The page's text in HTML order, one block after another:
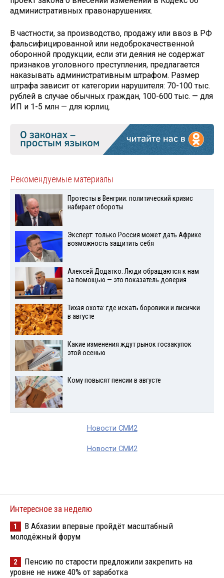
административных правонарушениях.
В частности, за производство, продажу или ввоз в РФ
фальсифицированной или недоброкачественной
оборонной продукции, если эти деяния не содержат
признаков уголовного преступления, предлагается
наказывать административным штрафом. Размер
штрафа зависит от категории нарушителя: 70-100 тыс.
рублей в случае обычных граждан, 100-600 тыс. — для
ИП и 1-5 млн — для юрлиц.
Рекомендуемые материалы
Протесты в Венгрии: политический кризис
набирает обороты
Эксперт: только Россия может дать Африке
возможность защитить себя
Алексей Додатко: Люди обращаются к нам
за помощью — это показатель доверия
Тихая охота: где искать боровики и лисички
в августе
Какие изменения ждут рынок госзакупок
этой осенью
Кому повысят пенсии в августе
Новости СМИ2
Новости СМИ2
Интересное за неделю
1
В Абхазии впервые пройдёт масштабный
молодёжный форум
2
Пенсию по старости предложили закрепить на
уровне не ниже 40% от заработка